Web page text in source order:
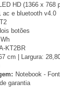
HD (1366 x 768
ac e bluetooth v4.0
botões
KT2BR
cm | Largura:
Notebook -
garantia